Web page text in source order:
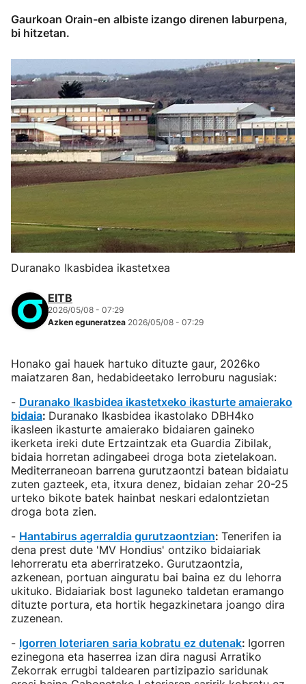
Gaurkoan Orain-en albiste izango direnen laburpena,
bi hitzetan.
Duranako Ikasbidea ikastetxea
EITB
2026/05/08 - 07:29
Azken eguneratzea 2026/05/08 - 07:29
Honako gai hauek hartuko dituzte gaur, 2026ko
maiatzaren 8an, hedabideetako lerroburu nagusiak:
- Duranako Ikasbidea ikastetxeko ikasturte amaierako
bidaia: Duranako Ikasbidea ikastolako DBH4ko
ikasleen ikasturte amaierako bidaiaren gaineko
ikerketa ireki dute Ertzaintzak eta Guardia Zibilak,
bidaia horretan adingabeei droga bota zietelakoan.
Mediterraneoan barrena gurutzaontzi batean bidaiatu
zuten gazteek, eta, itxura denez, bidaian zehar 20-25
urteko bikote batek hainbat neskari edalontzietan
droga bota zien.
- Hantabirus agerraldia gurutzaontzian: Tenerifen ia
dena prest dute 'MV Hondius' ontziko bidaiariak
lehorreratu eta aberriratzeko. Gurutzaontzia,
azkenean, portuan ainguratu bai baina ez du lehorra
ukituko. Bidaiariak bost laguneko taldetan eramango
dituzte portura, eta hortik hegazkinetara joango dira
zuzenean.
- Igorren loteriaren saria kobratu ez dutenak: Igorren
ezinegona eta haserrea izan dira nagusi Arratiko
Zekorrak errugbi taldearen partizipazio saridunak